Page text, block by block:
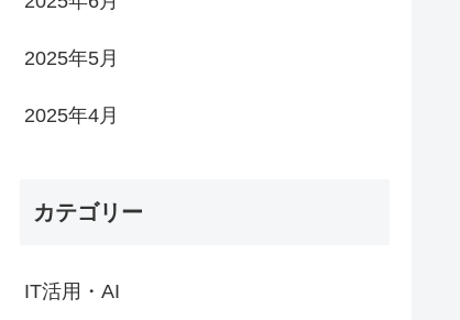
2025年5月
2025年4月
カテゴリー
IT活用・AI